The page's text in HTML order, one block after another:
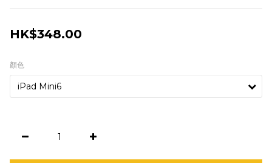
HK$348.00
顏色